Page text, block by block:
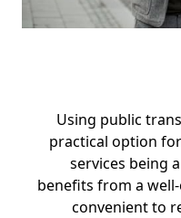
Using public
practical option
services being
benefits from a
convenient to